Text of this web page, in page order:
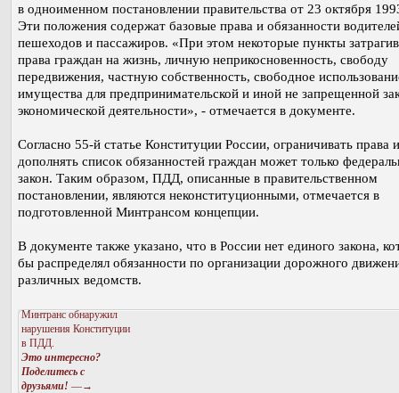
в одноименном постановлении правительства от 23 октября
Эти положения содержат базовые права и обязанности
пешеходов и пассажиров. «При этом некоторые пункты
права граждан на жизнь, личную неприкосновенность, свободу
передвижения, частную собственность, свободное
имущества для предпринимательской и иной не запрещенной
экономической деятельности», - отмечается в документе.
Согласно 55-й статье Конституции России, ограничивать права и
дополнять список обязанностей граждан может только
закон. Таким образом, ПДД, описанные в правительственном
постановлении, являются неконституционными, отмечается в
подготовленной Минтрансом концепции.
В документе также указано, что в России нет единого закона,
бы распределял обязанности по организации дорожного
различных ведомств.
Минтранс обнаружил
нарушения Конституции
в ПДД.
Это интересно?
Поделитесь с
друзьями! —→